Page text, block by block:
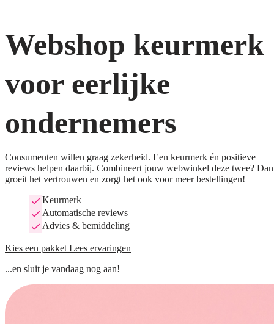
Webshop keurmerk
voor eerlijke
ondernemers
Consumenten willen graag zekerheid. Een keurmerk én positieve
reviews helpen daarbij. Combineert jouw webwinkel deze twee? Dan
groeit het vertrouwen en zorgt het ook voor meer bestellingen!
Keurmerk
Automatische reviews
Advies & bemiddeling
Kies een pakket Lees ervaringen
...en sluit je vandaag nog aan!